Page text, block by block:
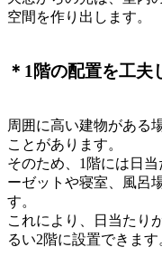
空間を作り出します。
＊1階の配置を工夫
周囲に高い建物がある
ことがあります。
そのため、1階には日
ーゼットや寝室、風呂
す。
これにより、日当たり
るい2階に設置できます